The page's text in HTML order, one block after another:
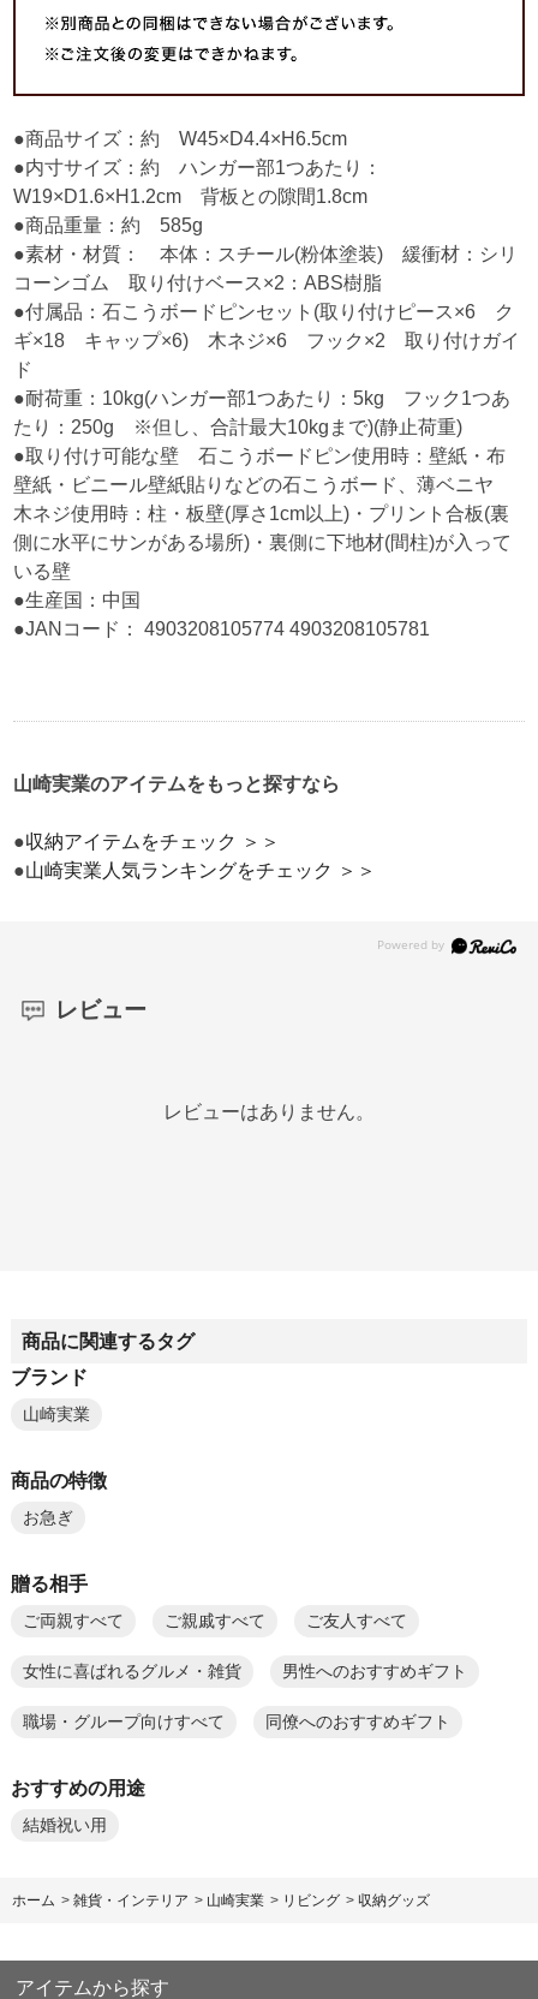
●商品サイズ：約 W45×D4.4×H6.5cm
●内寸サイズ：約 ハンガー部1つあたり：
W19×D1.6×H1.2cm 背板との隙間1.8cm
●商品重量：約 585g
●素材・材質： 本体：スチール(粉体塗装) 緩衝材：シリ
コーンゴム 取り付けベース×2：ABS樹脂
●付属品：石こうボードピンセット(取り付けピース×6 ク
ギ×18 キャップ×6) 木ネジ×6 フック×2 取り付けガイ
ド
●耐荷重：10kg(ハンガー部1つあたり：5kg フック1つあ
たり：250g ※但し、合計最大10kgまで)(静止荷重)
●取り付け可能な壁 石こうボードピン使用時：壁紙・布
壁紙・ビニール壁紙貼りなどの石こうボード、薄ベニヤ
木ネジ使用時：柱・板壁(厚さ1cm以上)・プリント合板(裏
側に水平にサンがある場所)・裏側に下地材(間柱)が入って
いる壁
●生産国：中国
●JANコード： 4903208105774 4903208105781
山崎実業のアイテムをもっと探すなら
●収納アイテムをチェック ＞＞
●山崎実業人気ランキングをチェック ＞＞
レビュー
レビューはありません。
商品に関連するタグ
ブランド
山崎実業
商品の特徴
お急ぎ
贈る相手
ご両親すべて ご親戚すべて ご友人すべて
女性に喜ばれるグルメ・雑貨 男性へのおすすめギフト
職場・グループ向けすべて 同僚へのおすすめギフト
おすすめの用途
結婚祝い用
ホーム > 雑貨・インテリア > 山崎実業 > リビング > 収納グッズ
アイテムから探す